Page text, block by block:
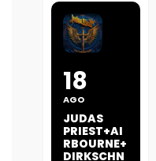
18
AGO
JUDAS
PRIEST+AI
RBOURNE+
DIRKSCHN